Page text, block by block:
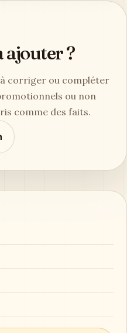
ajouter ?
corriger ou compléter
ou non
comme des faits.